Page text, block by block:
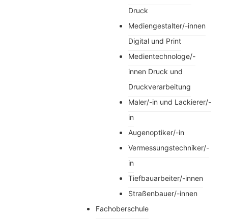
Druck
Mediengestalter/-innen
Digital und Print
Medientechnologe/-
innen Druck und
Druckverarbeitung
Maler/-in und Lackierer/-
in
Augenoptiker/-in
Vermessungstechniker/-
in
Tiefbauarbeiter/-innen
Straßenbauer/-innen
Fachoberschule